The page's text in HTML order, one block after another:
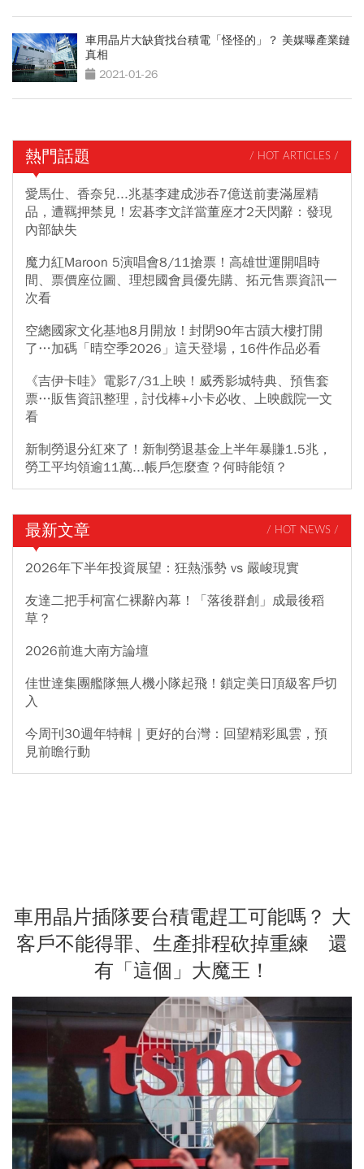
車用晶片大缺貨找台積電「怪怪的」？ 美媒曝產業鏈
真相
2021-01-26
熱門話題 / HOT ARTICLES /
愛馬仕、香奈兒...兆基李建成涉吞7億送前妻滿屋精
品，遭羈押禁見！宏碁李文詳當董座才2天閃辭：發現
內部缺失
魔力紅Maroon 5演唱會8/11搶票！高雄世運開唱時
間、票價座位圖、理想國會員優先購、拓元售票資訊一
次看
空總國家文化基地8月開放！封閉90年古蹟大樓打開
了…加碼「晴空季2026」這天登場，16件作品必看
《吉伊卡哇》電影7/31上映！威秀影城特典、預售套
票…販售資訊整理，討伐棒+小卡必收、上映戲院一文
看
新制勞退分紅來了！新制勞退基金上半年暴賺1.5兆，
勞工平均領逾11萬...帳戶怎麼查？何時能領？
最新文章 / HOT NEWS /
2026年下半年投資展望：狂熱漲勢 vs 嚴峻現實
友達二把手柯富仁裸辭內幕！「落後群創」成最後稻
草？
2026前進大南方論壇
佳世達集團艦隊無人機小隊起飛！鎖定美日頂級客戶切
入
今周刊30週年特輯｜更好的台灣：回望精彩風雲，預
見前瞻行動
車用晶片插隊要台積電趕工可能嗎？ 大
客戶不能得罪、生產排程砍掉重練 還
有「這個」大魔王！